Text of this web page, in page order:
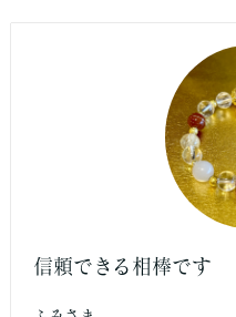
信頼できる相棒です